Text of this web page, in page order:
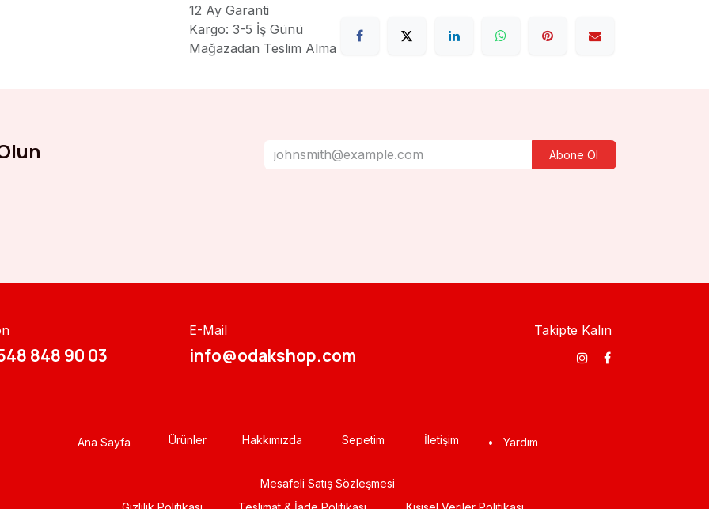
12 Ay Garanti
Kargo: 3-5 İş Günü
Mağazadan Teslim Alma
Abone Ol
848 90 03​​
E-Mail
info@odakshop.com​
Takipte Kalın
Ana Sayfa Ürünler Hakkımızda Sepetim İletişim • Yardım
Mesafeli Satış Sözleşmesi